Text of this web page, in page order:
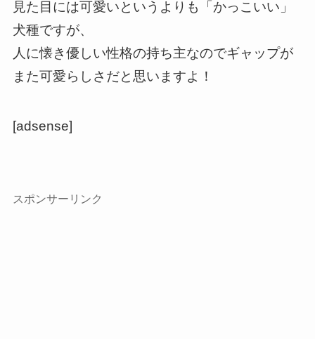
見た目には可愛いというよりも「かっこいい」
犬種ですが、
人に懐き優しい性格の持ち主なのでギャップが
また可愛らしさだと思いますよ！
[adsense]
スポンサーリンク